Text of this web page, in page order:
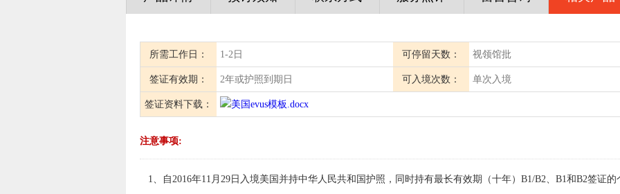
所需工作日： 1-2日 可停留天数： 视领馆批
签证有效期： 2年或护照到期日 可入境次数： 单次入境
签证资料下载： 美国evus模板.docx
注意事项:
1、自2016年11月29日入境美国并持中华人民共和国护照，同时持有最长有效期（十年）B1/B2、B1和B2签证的